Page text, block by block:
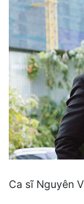
Ca sĩ Nguyên